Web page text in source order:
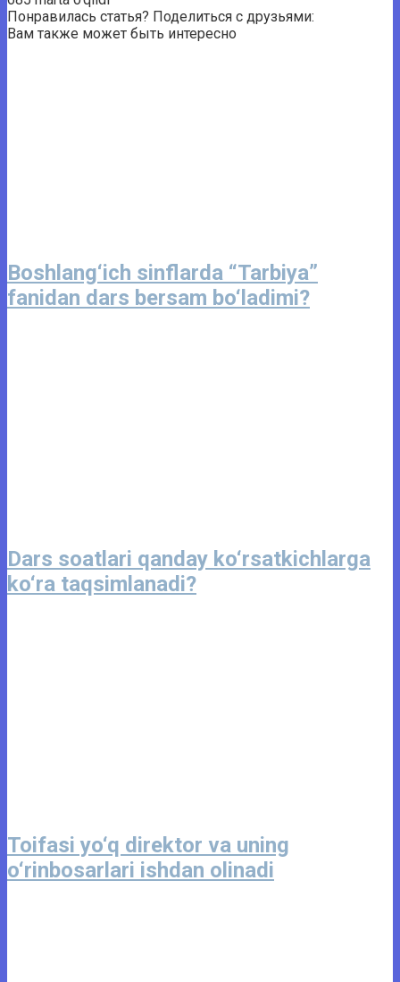
Понравилась статья? Поделиться с друзьями:
Вам также может быть интересно
Boshlang‘ich sinflarda “Tarbiya”
fanidan dars bersam bo‘ladimi?
Dars soatlari qanday ko‘rsatkichlarga
ko‘ra taqsimlanadi?
Toifasi yo‘q direktor va uning
o‘rinbosarlari ishdan olinadi